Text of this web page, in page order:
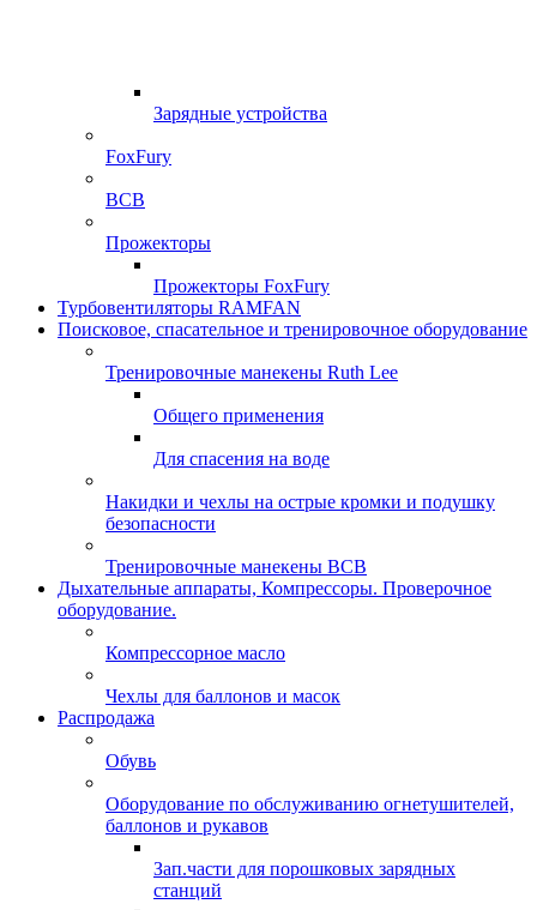
Зарядные устройства
FoxFury
ВСВ
Прожекторы
Прожекторы FoxFury
Турбовентиляторы RAMFAN
Поисковое, спасательное и тренировочное оборудование
Тренировочные манекены Ruth Lee
Общего применения
Для спасения на воде
Накидки и чехлы на острые кромки и подушку
безопасности
Тренировочные манекены ВСВ
Дыхательные аппараты, Компрессоры. Проверочное
оборудование.
Компрессорное масло
Чехлы для баллонов и масок
Распродажа
Обувь
Оборудование по обслуживанию огнетушителей,
баллонов и рукавов
Зап.части для порошковых зарядных
станций